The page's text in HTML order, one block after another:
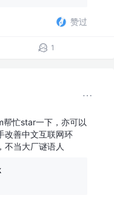
赞过
1
忙star一下，亦可以
改善中文互联网环
不当大厂谜语人